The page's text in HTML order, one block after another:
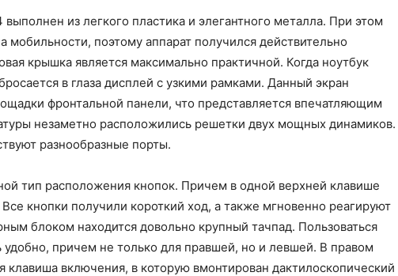
из легкого пластика и элегантного металла. При этом
мобильности, поэтому аппарат получился действительно
крышка является максимально практичной. Когда ноутбук
в глаза дисплей с узкими рамками. Данный экран
фронтальной панели, что представляется впечатляющим
незаметно расположились решетки двух мощных динамиков.
разнообразные порты.
тип расположения кнопок. Причем в одной верхней клавише
кнопки получили короткий ход, а также мгновенно реагируют
блоком находится довольно крупный тачпад. Пользоваться
причем не только для правшей, но и левшей. В правом
клавиша включения, в которую вмонтирован дактилоскопический